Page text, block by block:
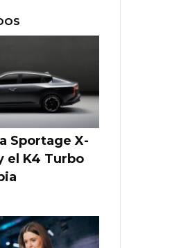
Sportage X-
el K4 Turbo